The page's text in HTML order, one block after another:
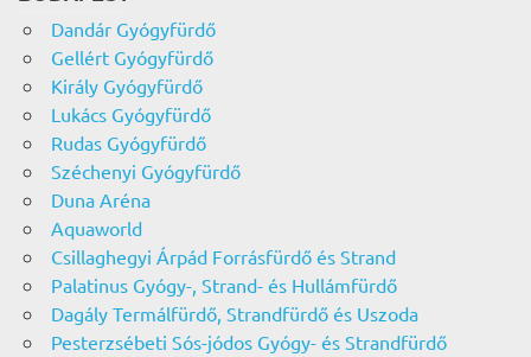
Dandár Gyógyfürdő
Gellért Gyógyfürdő
Király Gyógyfürdő
Lukács Gyógyfürdő
Rudas Gyógyfürdő
Széchenyi Gyógyfürdő
Duna Aréna
Aquaworld
Csillaghegyi Árpád Forrásfürdő és Strand
Palatinus Gyógy-, Strand- és Hullámfürdő
Dagály Termálfürdő, Strandfürdő és Uszoda
Pesterzsébeti Sós-jódos Gyógy- és Strandfürdő